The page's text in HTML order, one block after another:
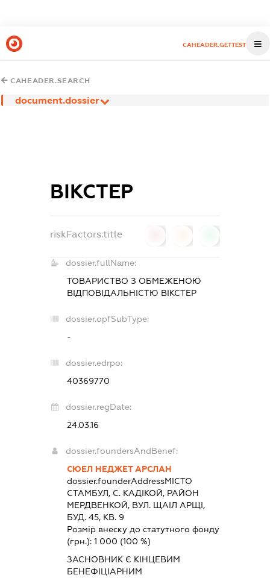
CAHEADER.GETTEST
CAHEADER.SEARCH
document.dossier
ВІКСТЕР
riskFactors.title
dossier.fullName:
ТОВАРИСТВО З ОБМЕЖЕНОЮ
ВІДПОВІДАЛЬНІСТЮ ВІКСТЕР
dossier.opfSubType:
-
dossier.edrpo:
40369770
dossier.regDate:
24.03.16
dossier.foundersAndBenef:
СЮЕЛ НЕДЖЕТ АРСЛАН
dossier.founderAddressМІСТО
СТАМБУЛ, С. КАДІКОЙ, РАЙОН
МЕРДВЕНКОЙ, ВУЛ. ЩАІЛ АРЩІ,
БУД. 45, КВ. 9
Розмір внеску до статутного фонду
(грн.): 1 000 (100 %)
ЗАСНОВНИК Є КІНЦЕВИМ
БЕНЕФІЦІАРНИМ